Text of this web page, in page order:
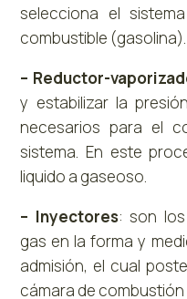
selecciona el
combustible (gasolina).
– Reductor-
y estabilizar la
necesarios para el
sistema. En este
liquido a gaseoso.
– Inyectores: son
gas en la forma y
admisión, el cual
cámara de combustión